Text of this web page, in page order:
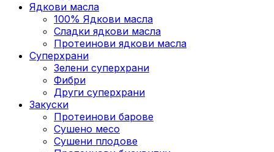
Ядкови масла
100% Ядкови масла
Сладки ядкови масла
Протеинови ядкови масла
Суперхрани
Зелени суперхрани
Фибри
Други суперхрани
3акуски
Протеинови бaрове
Сушено месо
Сушени плодове